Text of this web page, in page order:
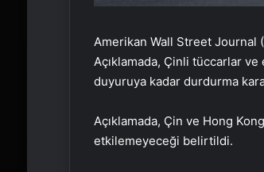
Amerikan Wall Street Journal
Açıklamada, Çinli tüccarlar
duyuruya kadar durdurma
Açıklamada, Çin ve Hong
etkilemeyeceği belirtildi.